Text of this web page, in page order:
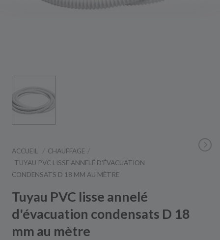
ACCUEIL
CHAUFFAGE
TUYAU PVC LISSE ANNELÉ D'ÉVACUATION
CONDENSATS D 18 MM AU MÈTRE
Tuyau PVC lisse annelé
d'évacuation condensats D 18
mm au mètre